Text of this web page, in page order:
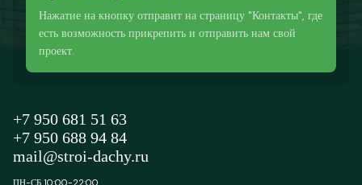
Нажатие на кнопку отправит на страницу "Контакты", где
есть возможность прикрепить и отправить нам свой
проект.
+7 950 681 51 63
+7 950 688 94 84
mail@stroi-dachy.ru
ПН-СБ 10:00-22:00